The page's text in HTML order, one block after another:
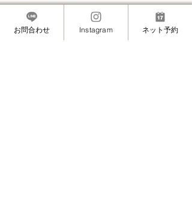
#ホームページ #ギャラリーページ
MASAMIのこと（プライベート・想い）
お問合わせ Instagram ネット予約